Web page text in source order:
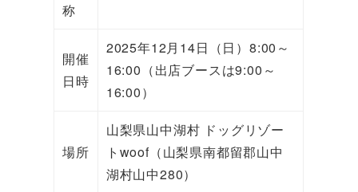
称
開催
日時
2025年12月14日（日）8:00～
16:00（出店ブースは9:00​～
16:00）
場所
山梨県山中湖村 ドッグリゾー
トwoof（山梨県南都留郡山中
湖村山中280）